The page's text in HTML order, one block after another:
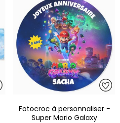
Fotocroc à personnaliser -
Super Mario Galaxy